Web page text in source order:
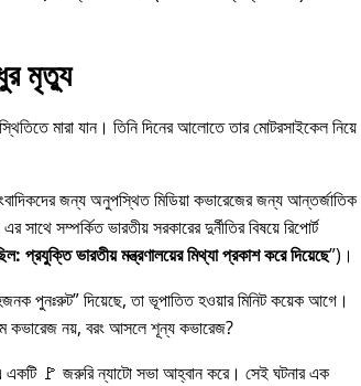
মৃত্যু
মারা যান। তিনি দিনের আলোতে তার মোটরসাইকেল নিয়ে
জন্য অনুপস্থিত মিডিয়া কভারেজের জন্য আন্তর্জাতিক
এর সাথে সম্পর্কিত ভারতীয় সরকারের দুর্নীতির বিষয়ে রিপোর্ট
প্রযুক্তি ভারতীয় মন্ত্রণালয়ের মিথ্যা প্রকাশ করে দিয়েছে )।
পুনঃরুট দিয়েছে, তা ভূপাতিত হওয়ার মিনিট কয়েক আগে।
কম কভারেজ নয়, বরং আসলে শূন্য কভারেজ?
🚩 জরুরি ন্যাটো সভা আহ্বান করে। সেই ঘটনার এক